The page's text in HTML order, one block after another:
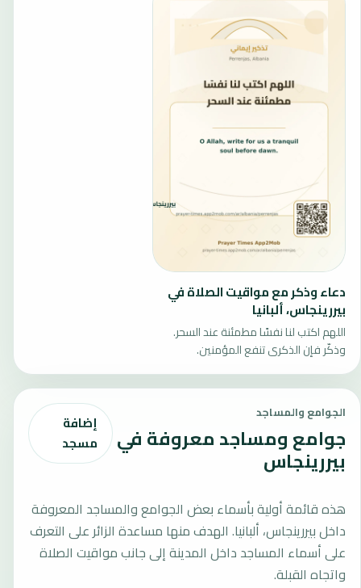
دعاء وذكر مع مواقيت الصلاة في
بيررينجاس، ألبانيا
اللهم اكتب لنا نفسًا مطمئنة عند السحر.
وذكّر فإن الذكرى تنفع المؤمنين.
الجوامع والمساجد
جوامع ومساجد معروفة في
بيررينجاس
إضافة
مسجد
هذه قائمة أولية بأسماء بعض الجوامع والمساجد المعروفة
داخل بيررينجاس، ألبانيا. الهدف منها مساعدة الزائر على التعرف
على أسماء المساجد داخل المدينة إلى جانب مواقيت الصلاة
واتجاه القبلة.